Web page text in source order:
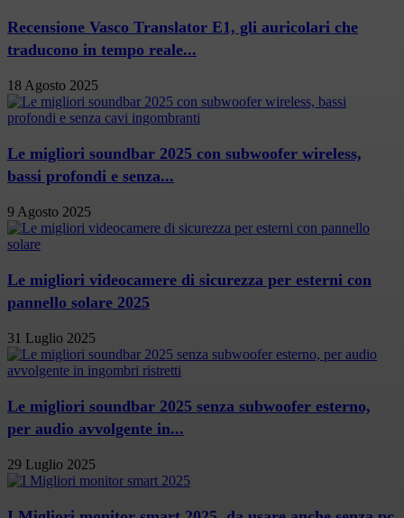
Recensione Vasco Translator E1, gli auricolari che
traducono in tempo reale...
18 Agosto 2025
Le migliori soundbar 2025 con subwoofer wireless,
bassi profondi e senza...
9 Agosto 2025
Le migliori videocamere di sicurezza per esterni con
pannello solare 2025
31 Luglio 2025
Le migliori soundbar 2025 senza subwoofer esterno,
per audio avvolgente in...
29 Luglio 2025